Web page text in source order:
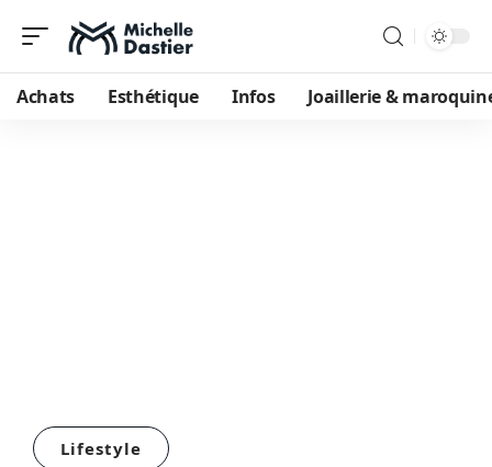
Achats Esthétique Infos Joaillerie &
Lifestyle